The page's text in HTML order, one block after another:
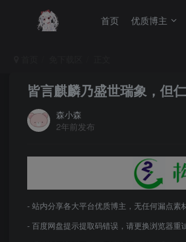
首页 优质博主
皆言麒麟乃盛世瑞象，但
森小森
2年前发布
- 站内分享各大平台优质博主，无任何漏点素
- 百度网盘提示提取码错误，请更换浏览器重